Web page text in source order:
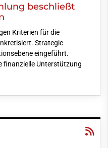
beschließt
Kriterien für die
Strategic
eingeführt.
finanzielle Unterstützung